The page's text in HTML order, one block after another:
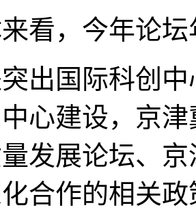
，今年论坛
国际科创中
心建设，京
发展论坛、
合作的相关